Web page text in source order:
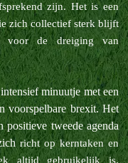
zijn. Het is een
zich collectief sterk blijft
voor de dreiging van
minuutje met een
voorspelbare brexit. Het
positieve tweede agenda
richt op kerntaken en
altijd gebruikelijk is.